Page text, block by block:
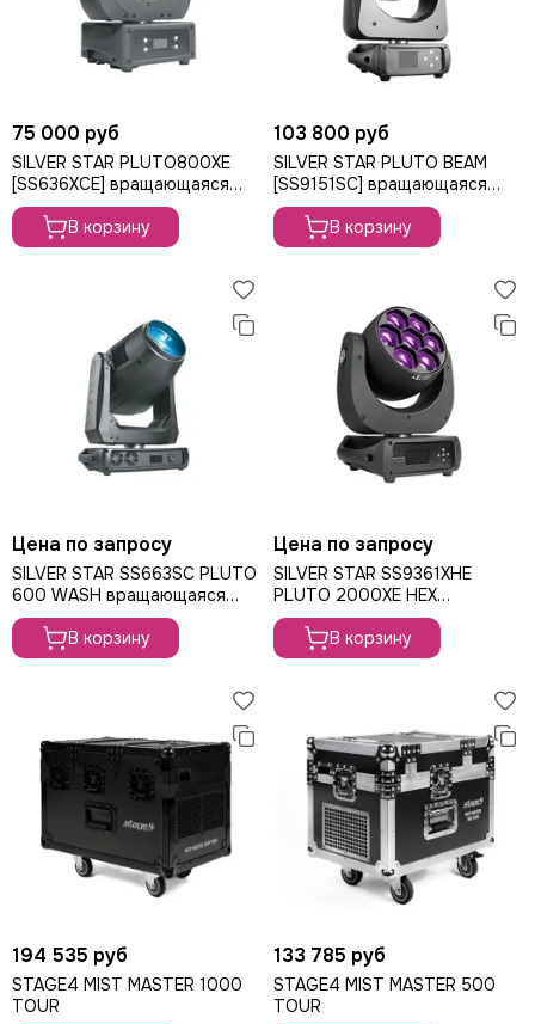
75 000 руб
SILVER STAR PLUTO800XE
[SS636XCE] вращающаяся
голова Wash/Beam, 120Вт
В корзину
103 800 руб
SILVER STAR PLUTO BEAM
[SS9151SC] вращающаяся
голова Beam, 130Вт
В корзину
Цена по запросу
SILVER STAR SS663SC PLUTO
600 WASH вращающаяся
голова Wash, 600Вт
В корзину
Цена по запросу
SILVER STAR SS9361XHE
PLUTO 2000XE HEX
вращающаяся голова Wash,
420ВтВ корзину
194 535 руб
STAGE4 MIST MASTER 1000
TOUR
133 785 руб
STAGE4 MIST MASTER 500
TOUR